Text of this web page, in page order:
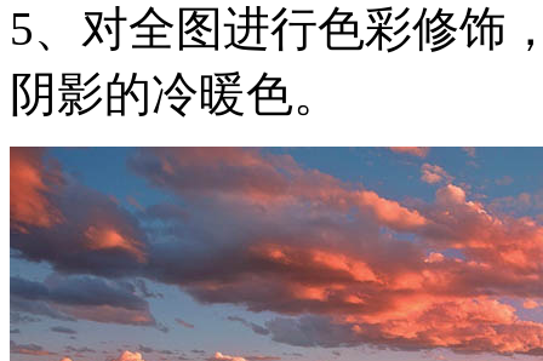
5、对全图进行色彩修饰
阴影的冷暖色。